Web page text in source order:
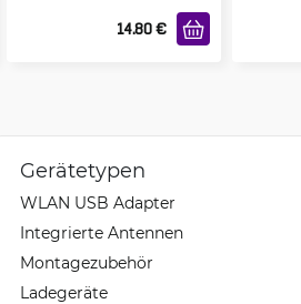
14.80 €
Gerätetypen
WLAN USB Adapter
Integrierte Antennen
Montagezubehör
Ladegeräte